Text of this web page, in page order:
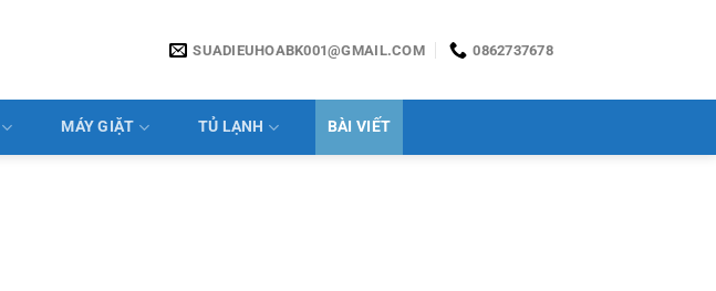
SUADIEUHOABK001@GMAIL.COM 0862737678
MÁY GIẶT TỦ LẠNH BÀI VIẾT